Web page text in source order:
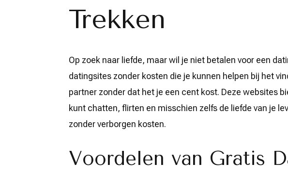
Trekken
Op zoek naar liefde, maar wil je niet betalen voor een
datingsites zonder kosten die je kunnen helpen bij het
partner zonder dat het je een cent kost. Deze websites
kunt chatten, flirten en misschien zelfs de liefde van je
zonder verborgen kosten.
Voordelen van Gratis